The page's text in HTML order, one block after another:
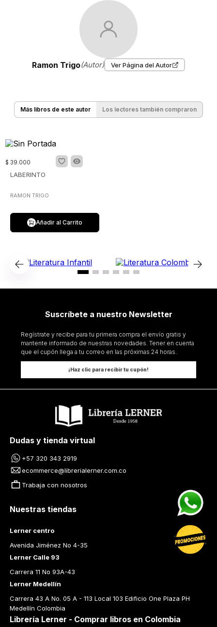
Ramon Trigo(Autor) Ver Página del Autor
Más libros de este autor Los lectores también compraron
$ 39.000
LABERINTO
RAMON TRIGO
Añadir al Carrito
Suscríbete a nuestro Newsletter
Regístrate y recibe para tu primera compra el envío gratis y
mantente informado de nuestras novedades. Tener en cuenta
que el cupón llega a tu correo en las próximas 24 horas.
¡Haz clic para recibir tu cupón!
Dudas y tienda virtual
+57 320 343 2919
ecommerce@librerialerner.com.co
Trabaja con nosotros
Nuestras tiendas
Lerner centro
Avenida Jiménez No 4-35
Lerner Calle 93
Carrera 11 No 93A-43
Lerner Medellín
Carrera 43 A No. 05 A - 113 Local 103 Edificio One Plaza PH
Medellín Colombia
Librería Lerner - Comprar libros en Colombia